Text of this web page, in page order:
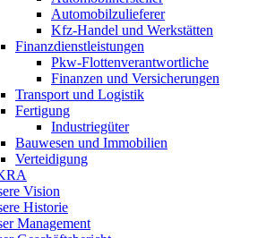
Automobilzulieferer
Kfz-Handel und Werkstätten
Finanzdienstleistungen
Pkw‑Flottenverantwortliche
Finanzen und Versicherungen
Transport und Logistik
Fertigung
Industriegüter
Bauwesen und Immobilien
Verteidigung
Vision
Historie
Management